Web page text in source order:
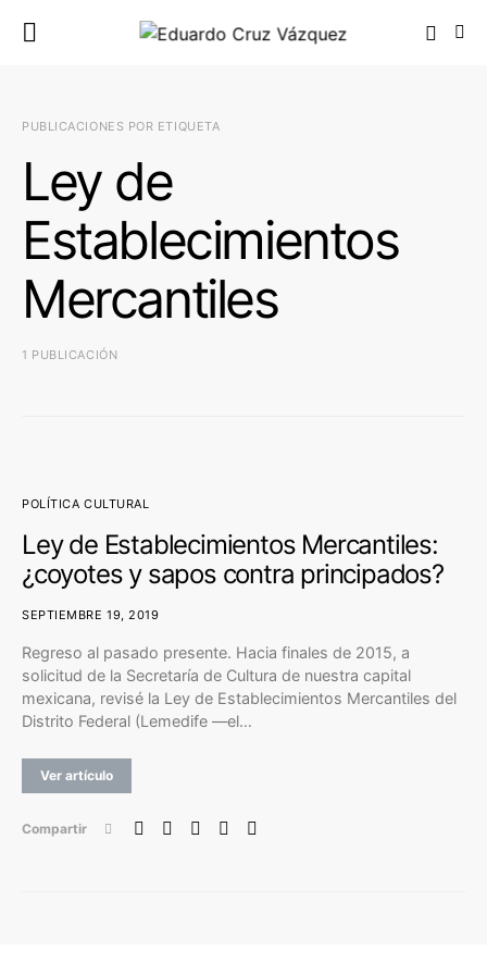
PUBLICACIONES POR ETIQUETA
Ley de
Establecimientos
Mercantiles
1 PUBLICACIÓN
POLÍTICA CULTURAL
Ley de Establecimientos Mercantiles:
¿coyotes y sapos contra principados?
SEPTIEMBRE 19, 2019
Regreso al pasado presente. Hacia finales de 2015, a
solicitud de la Secretaría de Cultura de nuestra capital
mexicana, revisé la Ley de Establecimientos Mercantiles del
Distrito Federal (Lemedife —el…
Ver artículo
Compartir